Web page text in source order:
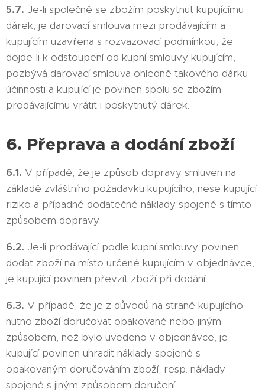
5.7. Je-li společně se zbožím poskytnut kupujícímu
dárek, je darovací smlouva mezi prodávajícím a
kupujícím uzavřena s rozvazovací podmínkou, že
dojde-li k odstoupení od kupní smlouvy kupujícím,
pozbývá darovací smlouva ohledně takového dárku
účinnosti a kupující je povinen spolu se zbožím
prodávajícímu vrátit i poskytnutý dárek.
6. Přeprava a dodání zboží
6.1. V případě, že je způsob dopravy smluven na
základě zvláštního požadavku kupujícího, nese kupující
riziko a případné dodatečné náklady spojené s tímto
způsobem dopravy.
6.2. Je-li prodávající podle kupní smlouvy povinen
dodat zboží na místo určené kupujícím v objednávce,
je kupující povinen převzít zboží při dodání.
6.3. V případě, že je z důvodů na straně kupujícího
nutno zboží doručovat opakovaně nebo jiným
způsobem, než bylo uvedeno v objednávce, je
kupující povinen uhradit náklady spojené s
opakovaným doručováním zboží, resp. náklady
spojené s jiným způsobem doručení.